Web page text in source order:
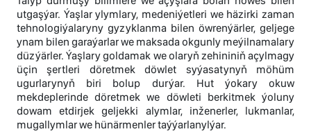
utgaşýar. Ýaşlar ylymlary, medeniýetleri we häzirki zaman
tehnologiýalaryny gyzyklanma bilen öwrenýärler, geljege
ynam bilen garaýarlar we maksada okgunly meýilnamalary
düzýärler. Ýaşlary goldamak we olaryň zehininiň açylmagy
üçin şertleri döretmek döwlet syýasatynyň möhüm
ugurlarynyň biri bolup durýar. Hut ýokary okuw
mekdeplerinde döretmek we döwleti berkitmek ýoluny
dowam etdirjek geljekki alymlar, inženerler, lukmanlar,
mugallymlar we hünärmenler taýýarlanylýar.